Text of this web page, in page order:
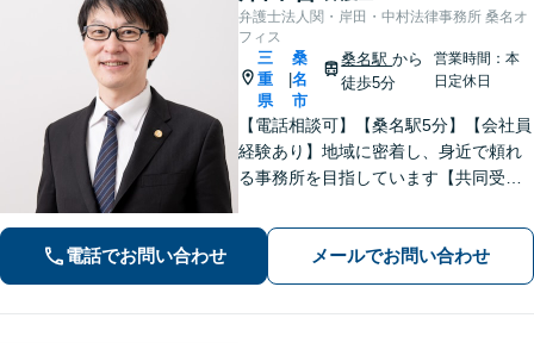
弁護士法人関・岸田・中村法律事務所 桑名オ
フィス
三
重
県
桑
名
市
桑名駅から
徒歩5分
営業時間：本
日定休日
【電話相談可】【桑名駅5分】【会社員
経験あり】地域に密着し、身近で頼れ
る事務所を目指しています【共同受任
全力を尽くします。一人で悩まず、お
気軽にご相談ください【夜間土日相談
可（要予約）】
電話でお問い合わせ メールでお問い合わせ